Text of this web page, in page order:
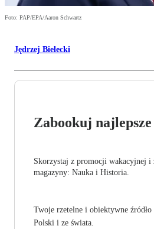
Foto: PAP/EPA/Aaron Schwartz
Jędrzej Bielecki
Zabookuj
Skorzystaj z promocji wakacyjnej i
magazyny: Nauka i Historia.
Twoje rzetelne i obiektywne
Polski i ze świata.